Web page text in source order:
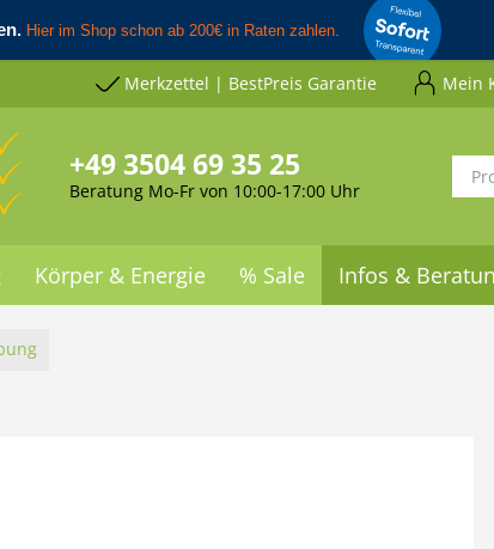
Merkzettel | BestPreis Garantie Mein
+49 3504 69 35 25
Beratung Mo-Fr von 10:00-17:00 Uhr
Körper & Energie % Sale Infos &